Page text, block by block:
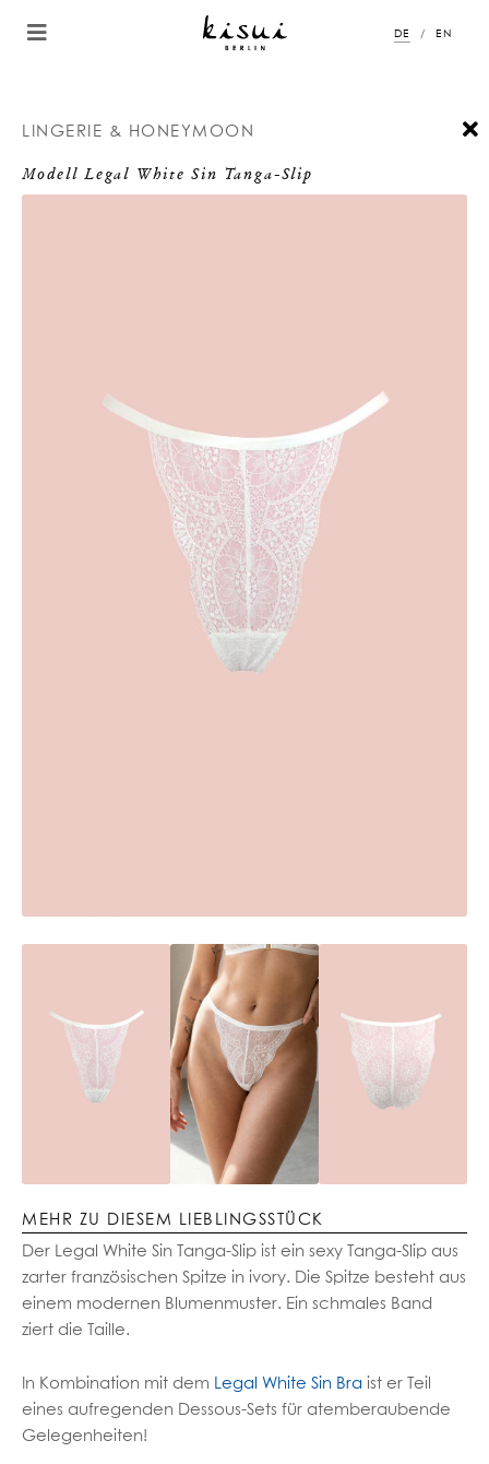
DE EN
LINGERIE & HONEYMOON
Modell Legal White Sin Tanga-Slip
MEHR ZU DIESEM LIEBLINGSSTÜCK
Der Legal White Sin Tanga-Slip ist ein sexy Tanga-Slip aus
zarter französischen Spitze in ivory. Die Spitze besteht aus
einem modernen Blumenmuster. Ein schmales Band
ziert die Taille.
In Kombination mit dem Legal White Sin Bra ist er Teil
eines aufregenden Dessous-Sets für atemberaubende
Gelegenheiten!